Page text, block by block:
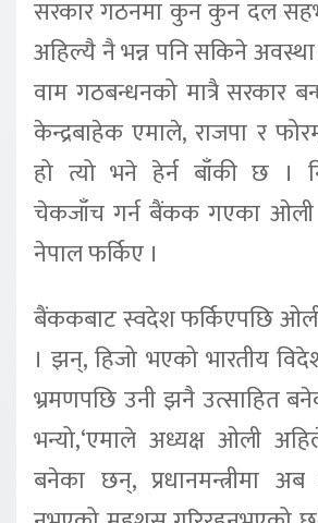
सरकार गठनमा कुन कुन दल
अहिल्यै नै भन्न पनि सकिने
वाम गठबन्धनको मात्रै सरकार
केन्द्रबाहेक एमाले, राजपा र
हो त्यो भने हेर्न बाँकी छ ।
चेकजाँच गर्न बैंकक गएका
नेपाल फर्किए ।
बैंककबाट स्वदेश फर्किएपछि
। झन्, हिजो भएको भारतीय
भ्रमणपछि उनी झनै उत्साहित
भन्यो,‘एमाले अध्यक्ष ओली
बनेका छन्, प्रधानमन्त्रीमा